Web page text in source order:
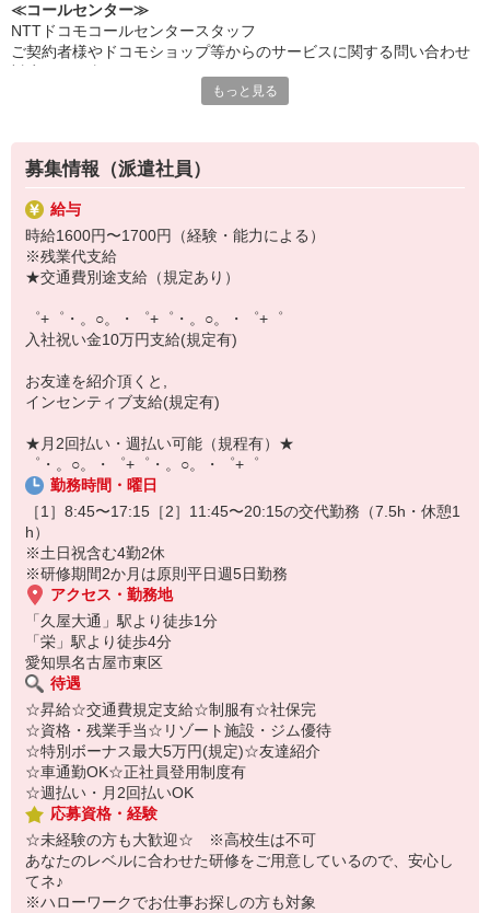
お仕事以外も充実させたいあなたの味方です♪
【選べるお仕事いろいろ】
▼工場・製造・軽作業系
機械/食品製造・梱包・仕分け・加工・組立・検査
▼美容系
眉毛サロンのアイブロウ・ネイリスト・エステ
▼営業・販売
法人営業・アパレル販売・個別指導塾・人材紹介
▼人気案件も多数♪
短期・期間限定・オープニング・官公庁案件
上場/優良/大手企業など
【スマホ面接実施中】
￣￣￣￣￣￣￣￣￣
自宅に居ながらスマホでカンタン面接OK！
オンライン面談なのでスピード対応。
即日登録もOK♪
気になった方はお気軽にご相談ください！
≪コールセンター≫
NTTドコモコールセンタースタッフ
ご契約者様やドコモショップ等からのサービスに関する問い合わせ
また、問い合わせ対応の内容を記録する為のデータ入力も御座いま
もっと見る
募集情報（派遣社員）
給与
時給1600円〜1700円（経験・能力による）
※残業代支給
★交通費別途支給（規定あり）
゜+゜・。○。・゜+゜・。○。・゜+゜
入社祝い金10万円支給(規定有)
お友達を紹介頂くと,
インセンティブ支給(規定有)
★月2回払い・週払い可能（規程有）★
゜・。○。・゜+゜・。○。・゜+゜
勤務時間・曜日
［1］8:45〜17:15［2］11:45〜20:15の交代勤務（7.5h・休憩1
h）
※土日祝含む4勤2休
※研修期間2か月は原則平日週5日勤務
アクセス・勤務地
「久屋大通」駅より徒歩1分
「栄」駅より徒歩4分
愛知県名古屋市東区
待遇
☆昇給☆交通費規定支給☆制服有☆社保完
☆資格・残業手当☆リゾート施設・ジム優待
☆特別ボーナス最大5万円(規定)☆友達紹介
☆車通勤OK☆正社員登用制度有
☆週払い・月2回払いOK
応募資格・経験
☆未経験の方も大歓迎☆ ※高校生は不可
あなたのレベルに合わせた研修をご用意しているので、安心し
てネ♪
※ハローワークでお仕事お探しの方も対象